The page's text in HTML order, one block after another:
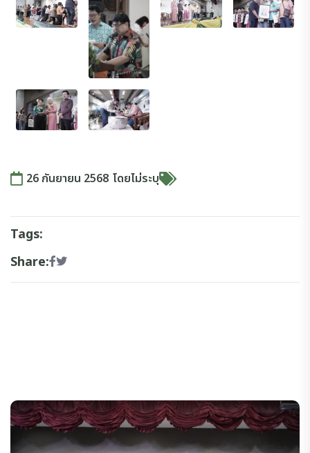
26 กันยายน 2568 โดยไม่ระบุ
Tags:
Share: